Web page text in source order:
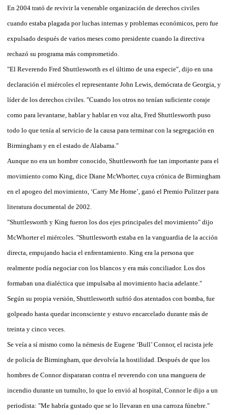
En 2004 trató de revivir la venerable organización de derechos civiles
cuando estaba plagada por luchas internas y problemas económicos, pero fue
expulsado después de varios meses como presidente cuando la directiva
rechazó su programa más comprometido.
"El Reverendo Fred Shuttlesworth es el último de una especie", dijo en una
declaración el miércoles el representante John Lewis, demócrata de Georgia, y
líder de los derechos civiles. "Cuando los otros no tenían suficiente coraje
como para levantarse, hablar y hablar en voz alta, Fred Shuttlesworth puso
todo lo que tenía al servicio de la causa para terminar con la segregación en
Birmingham y en el estado de Alabama."
Aunque no era un hombre conocido, Shuttlesworth fue tan importante para el
movimiento como King, dice Diane McWhorter, cuya crónica de Birmingham
en el apogeo del movimiento, ‘Carry Me Home’, ganó el Premio Pulitzer para
literatura documental de 2002.
"Shuttlesworth y King fueron los dos ejes principales del movimiento" dijo
McWhorter el miércoles. "Shuttlesworth estaba en la vanguardia de la acción
directa, empujando hacia el enfrentamiento. King era la persona que
realmente podía negociar con los blancos y era más conciliador. Los dos
formaban una dialéctica que impulsaba al movimiento hacia adelante."
Según su propia versión, Shuttlesworth sufrió dos atentados con bomba, fue
golpeado hasta quedar inconsciente y estuvo encarcelado durante más de
treinta y cinco veces.
Se veía a sí mismo como la némesis de Eugene ‘Bull’ Connor, el racista jefe
de policía de Birmingham, que devolvía la hostilidad. Después de que los
hombres de Connor dispararan contra el reverendo con una manguera de
incendio durante un tumulto, lo que lo envió al hospital, Connor le dijo a un
periodista: "Me habría gustado que se lo llevaran en una carroza fúnebre."